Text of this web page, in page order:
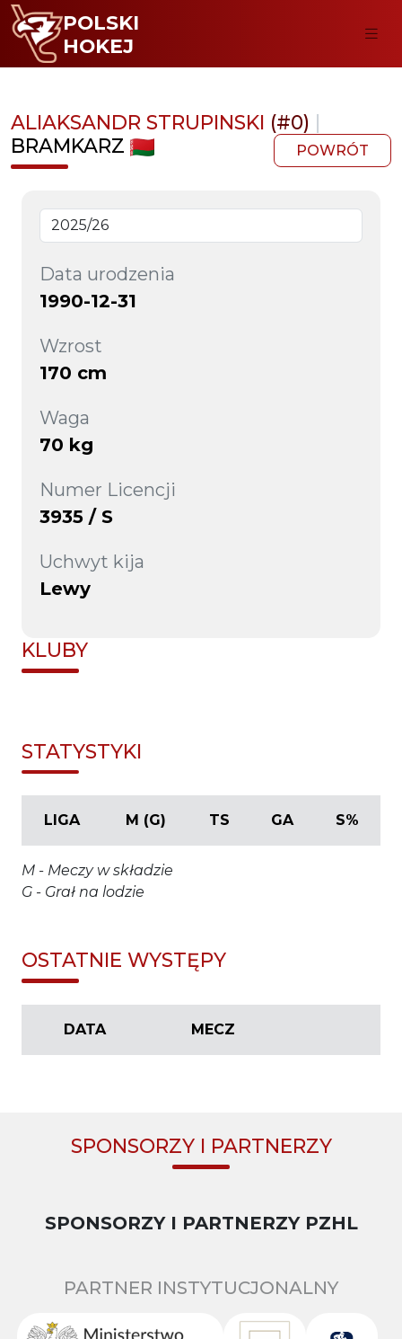
POLSKI
HOKEJ
ALIAKSANDR STRUPINSKI (#0) |
BRAMKARZ
POWRÓT
Data urodzenia
1990-12-31
Wzrost
170 cm
Waga
70 kg
Numer Licencji
3935 / S
Uchwyt kija
Lewy
KLUBY
STATYSTYKI
LIGA M (G) TS GA S%
M - Meczy w składzie
G - Grał na lodzie
OSTATNIE WYSTĘPY
DATA MECZ
SPONSORZY I PARTNERZY
SPONSORZY I PARTNERZY PZHL
PARTNER INSTYTUCJONALNY